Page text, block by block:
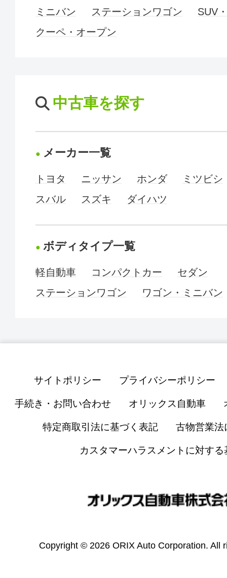
ミニバン
ステーションワゴン
SUV
クーペ・オープン
中古車を探す
メーカー一覧
トヨタ ニッサン ホンダ
ミツビシ
スバル
スズキ ダイハツ
ボディタイプ一覧
軽自動車 コンパクトカー
セダン
ステーションワゴン
ワゴン・ミニバン
サイトポリシー プライバシーポリシー
手続き・お問い合わせ オリックス自動車
特定商取引法に基づく表記 古物営業法
カスタマーハラスメントに対する
Copyright © 2026 ORIX Auto Corporation. All